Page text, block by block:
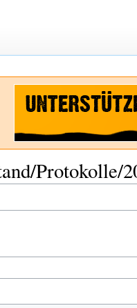
Protokolle/